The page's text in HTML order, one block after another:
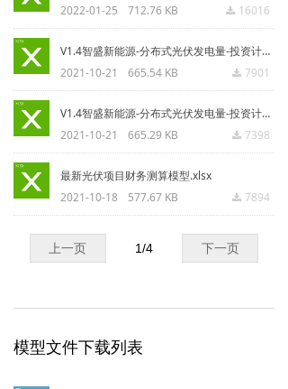
模型文件下载列表
끂 16016
2022-01-25 712.76 KB
V1.4智盛新能源-分布式光伏发电量-投资计算工具表(20211020).xlsx
끂 7901
2021-10-21 665.54 KB
V1.4智盛新能源-分布式光伏发电量-投资计算工具表测试(20211020).xlsx
끂 7398
2021-10-21 665.29 KB
最新光伏项目财务测算模型.xlsx
끂 7894
2021-10-18 577.67 KB
上一页 下一页
1/4